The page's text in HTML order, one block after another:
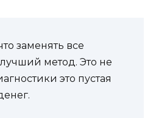
заменять все
метод. Это не
это пустая